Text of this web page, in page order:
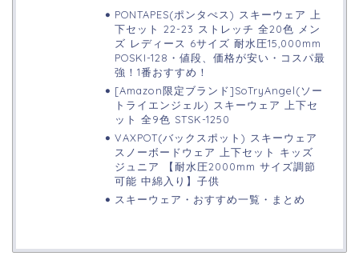
PONTAPES(ポンタぺス) スキーウェア 上
下セット 22-23 ストレッチ 全20色 メン
ズ レディース 6サイズ 耐水圧15,000mm
POSKI-128・値段、価格が安い・コスパ最
強！1番おすすめ！
[Amazon限定ブランド]SoTryAngel(ソー
トライエンジェル) スキーウェア 上下セ
ット 全9色 STSK-1250
VAXPOT(バックスポット) スキーウェア
スノーボードウェア 上下セット キッズ
ジュニア 【耐水圧2000mm サイズ調節
可能 中綿入り】子供
スキーウェア・おすすめ一覧・まとめ